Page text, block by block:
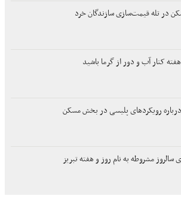
در تله قیمت‌سازی سازندگان خرد
کنار آب و دور از گرما باشید
رویکردهای پلیسی در بخش مسکن
سالروز مشروطه به نام روز و هفته تبریز